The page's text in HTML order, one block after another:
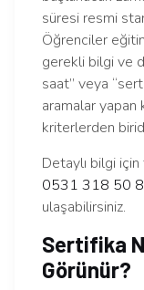
süresi resmi
Öğrenciler
gerekli bilgi ve
saat” veya
aramalar yapan
kriterlerden
Detaylı bilgi için
0531 318 50
ulaşabilirsiniz.
Sertifika
Görünür?